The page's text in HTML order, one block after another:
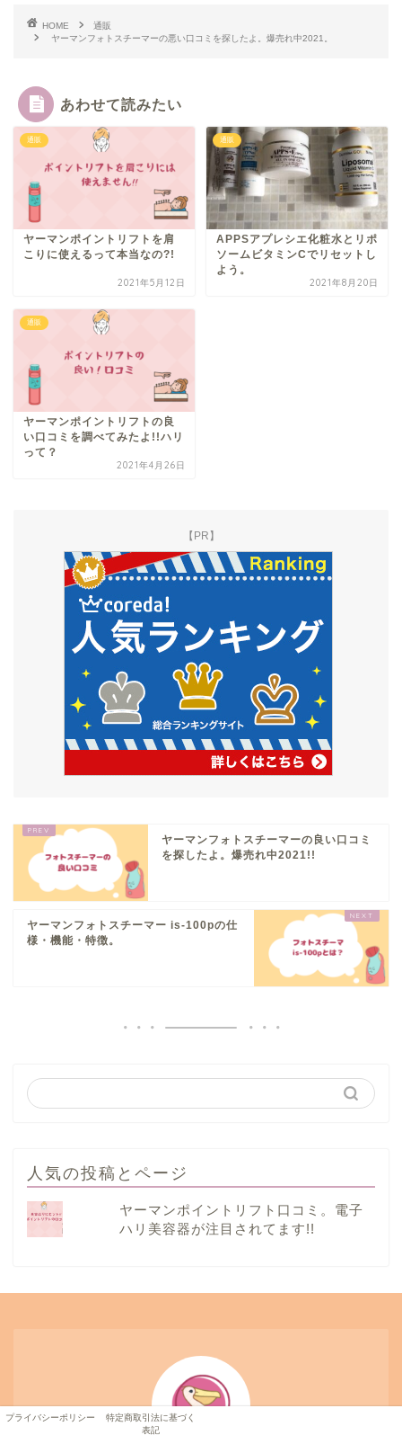
HOME
通販
ヤーマンフォトスチーマーの悪い口コミを探したよ。爆売れ中2021。
あわせて読みたい
通販
ヤーマンポイントリフトを肩
こりに使えるって本当なの?!
2021年5月12日
通販
APPSアプレシエ化粧水とリポ
ソームビタミンCでリセットし
よう。
2021年8月20日
通販
ヤーマンポイントリフトの良
い口コミを調べてみたよ!!ハリ
って？
2021年4月26日
【PR】
ヤーマンフォトスチーマーの良い口コミ
を探したよ。爆売れ中2021!!
ヤーマンフォトスチーマー is-100pの仕
様・機能・特徴。
人気の投稿とページ
ヤーマンポイントリフト口コミ。電子
ハリ美容器が注目されてます!!
プライバシーポリシー
特定商取引法に基づく
表記